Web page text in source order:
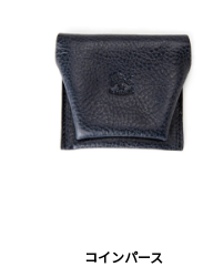
コインパース